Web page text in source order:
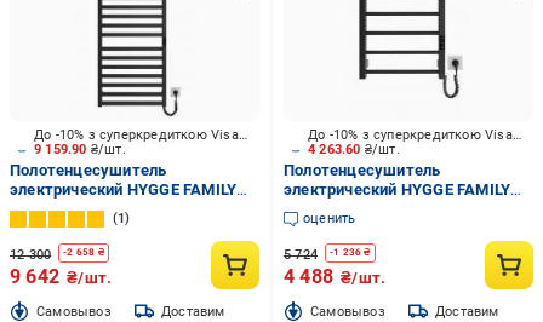
9 159.90 ₴/шт.
До -10% з суперкредиткою Visa Вигода
Полотенцесушитель
электрический HYGGE FAMILY
Oxford 1170х530 черный мат
1
12 300 -2 658 ₴
9 642 ₴/шт.
Cамовывоз Доставим
4 263.60 ₴/шт.
До -10% з суперкредиткою Visa Вигода
Полотенцесушитель
электрический HYGGE FAMILY
Leeds 570x430 черный мат
оценить
5 724 -1 236 ₴
4 488 ₴/шт.
Cамовывоз Доставим